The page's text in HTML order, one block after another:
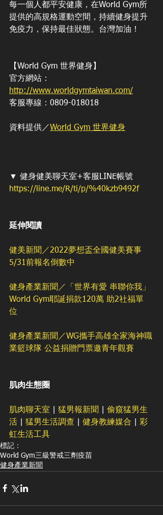
每一個人都平安健康，在World Gym所
提供的高規格運動空間，持續健身提升
免疫力，保持最佳狀態。台灣加油！
【World Gym 世界健身】
官方網站：
http://www.worldgymtaiwan.com/
客服專線：0809-018018
資料提供／World Gym 世界健身
▼ 健身健美聊天室+客服LINE帳號
https://line.me/R/ti/p/%40kzb9492f
延伸閱讀
健美新聞／2022夢想盃全國健美賽事
5/31前報名倒數中
健身產業新聞／「世界有愛 串聯你我」
World Gym耶誕捐款120萬 助2社福單
位
健身產業新聞／WG攜手高雄全家海神職
業籃球隊 公益捐贈門票邀青年觀賽
肌肉生態圈
肌肉聊天室 猛男報新聞
偷窺猛男生
活
猛男生活調查 健身教練媒合
彩
虹生活工具
標記：
World Gym三級警戒三劑疫苗
健身產業新聞